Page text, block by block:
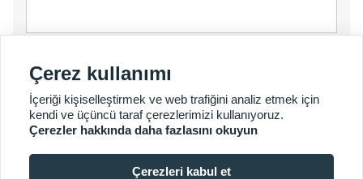
Gönder
Çerez kullanımı
İçeriği kişiselleştirmek ve web trafiğini analiz etmek için
kendi ve üçüncü taraf çerezlerimizi kullanıyoruz.
Çerezler hakkında daha fazlasını okuyun
Çerezleri kabul et